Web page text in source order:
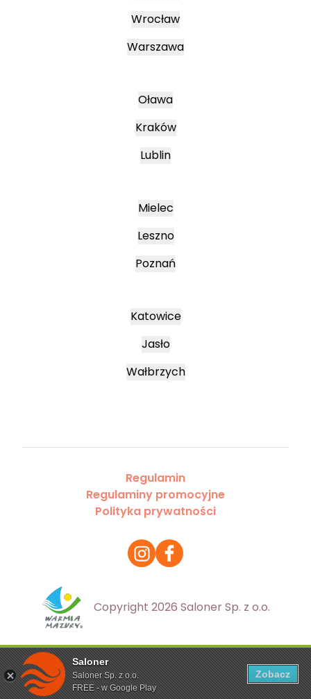
Saloner
Saloner Sp. z o.o.
FREE - w Google Play
Zobacz
Ta strona korzysta z plików cookies. Aby dowiedzieć się
więcej zapoznaj się zpolityką prywatności
Wrocław
Warszawa
Oława
Kraków
Lublin
Mielec
Leszno
Poznań
Katowice
Jasło
Wałbrzych
Regulamin
Regulaminy promocyjne
Polityka prywatności
Copyright 2026 Saloner Sp. z o.o.